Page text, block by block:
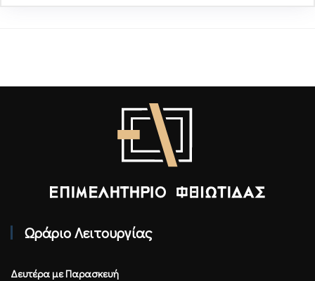
Ωράριο Λειτουργίας
Δευτέρα με Παρασκευή